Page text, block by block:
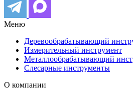
Меню
Деревообрабатывающий
Измерительный инструмент
Металлообрабатывающий
Слесарные инструменты
О компании